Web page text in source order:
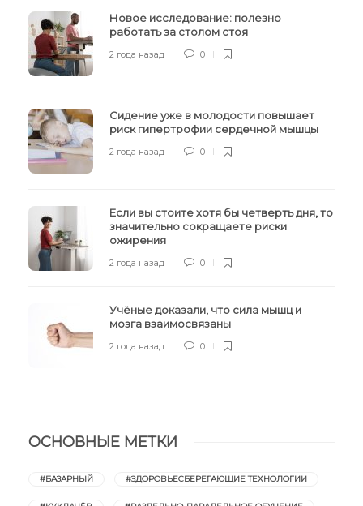
Новое исследование: полезно
работать за столом стоя
2 года назад 0
Сидение уже в молодости повышает
риск гипертрофии сердечной мышцы
2 года назад 0
Если вы стоите хотя бы четверть дня, то
значительно сокращаете риски
ожирения
2 года назад 0
Учёные доказали, что сила мышц и
мозга взаимосвязаны
2 года назад 0
ОСНОВНЫЕ МЕТКИ
#БАЗАРНЫЙ #ЗДОРОВЬЕСБЕРЕГАЮЩИЕ ТЕХНОЛОГИИ